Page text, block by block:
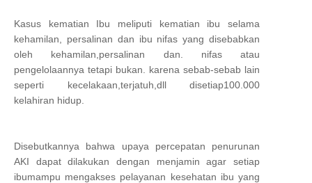
Kasus kematian Ibu meliputi kematian ibu selama
kehamilan, persalinan dan ibu nifas yang disebabkan
oleh kehamilan,persalinan dan. nifas atau
pengelolaannya tetapi bukan. karena sebab-sebab lain
seperti kecelakaan,terjatuh,dll disetiap100.000
kelahiran hidup.
Disebutkannya bahwa upaya percepatan penurunan
AKI dapat dilakukan dengan menjamin agar setiap
ibumampu mengakses pelayanan kesehatan ibu yang